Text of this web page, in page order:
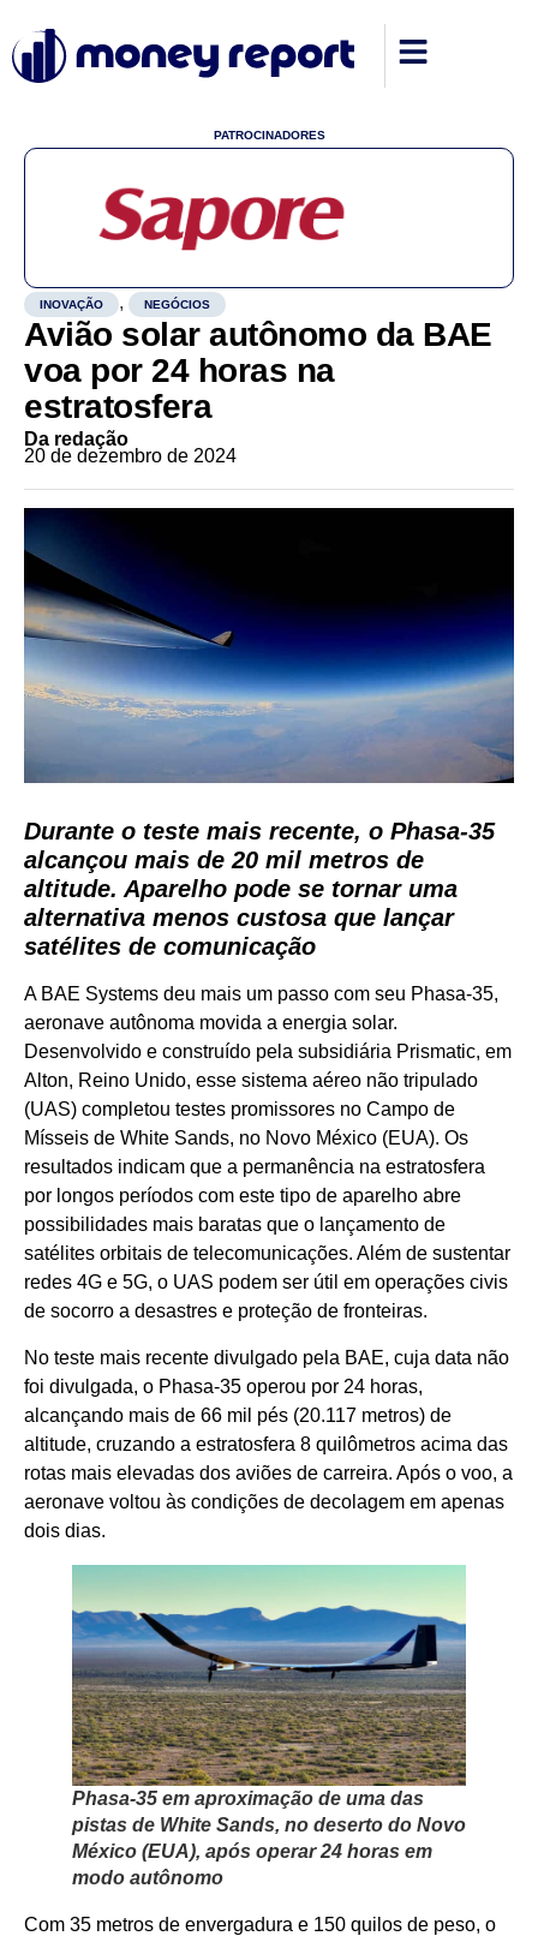
PATROCINADORES
INOVAÇÃO , NEGÓCIOS
Avião solar autônomo da BAE
voa por 24 horas na
estratosfera
Da redação
20 de dezembro de 2024
Durante o teste mais recente, o Phasa-35
alcançou mais de 20 mil metros de
altitude. Aparelho pode se tornar uma
alternativa menos custosa que lançar
satélites de comunicação
A BAE Systems deu mais um passo com seu Phasa-35,
aeronave autônoma movida a energia solar.
Desenvolvido e construído pela subsidiária Prismatic, em
Alton, Reino Unido, esse sistema aéreo não tripulado
(UAS) completou testes promissores no Campo de
Mísseis de White Sands, no Novo México (EUA). Os
resultados indicam que a permanência na estratosfera
por longos períodos com este tipo de aparelho abre
possibilidades mais baratas que o lançamento de
satélites orbitais de telecomunicações. Além de sustentar
redes 4G e 5G, o UAS podem ser útil em operações civis
de socorro a desastres e proteção de fronteiras.
No teste mais recente divulgado pela BAE, cuja data não
foi divulgada, o Phasa-35 operou por 24 horas,
alcançando mais de 66 mil pés (20.117 metros) de
altitude, cruzando a estratosfera 8 quilômetros acima das
rotas mais elevadas dos aviões de carreira. Após o voo, a
aeronave voltou às condições de decolagem em apenas
dois dias.
Phasa-35 em aproximação de uma das
pistas de White Sands, no deserto do Novo
México (EUA), após operar 24 horas em
modo autônomo
Com 35 metros de envergadura e 150 quilos de peso, o